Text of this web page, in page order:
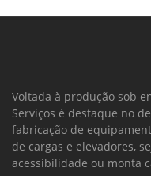
Voltada à produção sob
Serviços é destaque no
fabricação de
de cargas e elevadores,
acessibilidade ou monta